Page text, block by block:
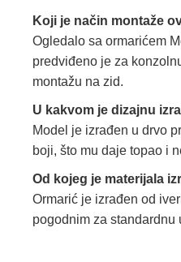
Koji je način montaže
Ogledalo sa ormarićem
predviđeno je za
montažu na zid.
U kakvom je dizajnu
Model je izrađen u drvo
boji, što mu daje topao i
Od kojeg je materijala
Ormarić je izrađen od
pogodnim za standardnu